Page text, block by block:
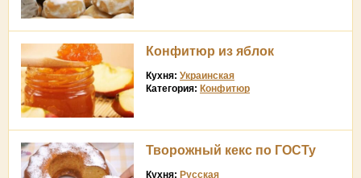
Конфитюр из яблок
Кухня: Украинская
Категория: Конфитюр
Творожный кекс по ГОСТу
Кухня: Русская